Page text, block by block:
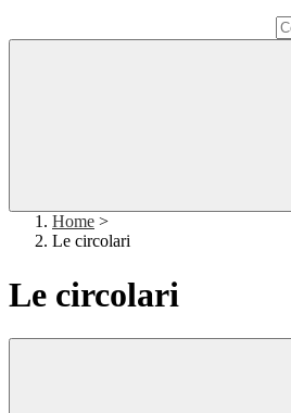
Home >
Le circolari
Le circolari